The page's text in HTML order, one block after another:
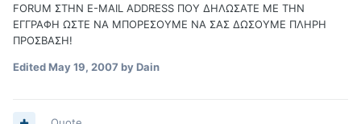
FORUM ΣΤΗΝ E-MAIL ADDRESS ΠΟΥ ΔΗΛΩΣΑΤΕ ΜΕ ΤΗΝ
ΕΓΓΡΑΦΗ ΩΣΤΕ ΝΑ ΜΠΟΡΕΣΟΥΜΕ ΝΑ ΣΑΣ ΔΩΣΟΥΜΕ ΠΛΗΡΗ
ΠΡΟΣΒΑΣΗ!
EditedMay 19, 2007 by Dain